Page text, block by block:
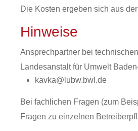
Die Kosten ergeben sich aus
Hinweise
Ansprechpartner bei
Landesanstalt für Umwelt
kavka@lubw.bwl.de
Bei fachlichen Fragen (zum
Fragen zu einzelnen